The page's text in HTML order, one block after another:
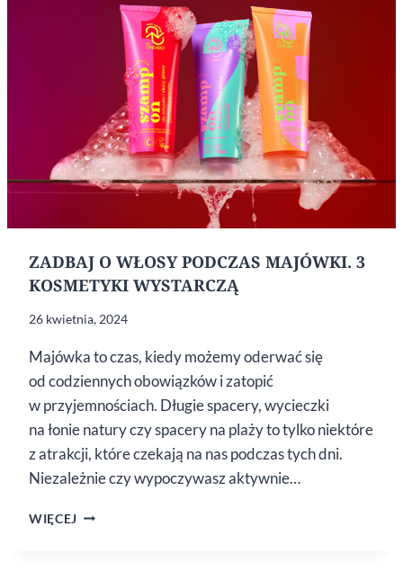
ZADBAJ O WŁOSY PODCZAS MAJÓWKI. 3
KOSMETYKI WYSTARCZĄ
26 kwietnia, 2024
Majówka to czas, kiedy możemy oderwać się
od codziennych obowiązków i zatopić
w przyjemnościach. Długie spacery, wycieczki
na łonie natury czy spacery na plaży to tylko niektóre
z atrakcji, które czekają na nas podczas tych dni.
Niezależnie czy wypoczywasz aktywnie…
WIĘCEJ ZADBAJ